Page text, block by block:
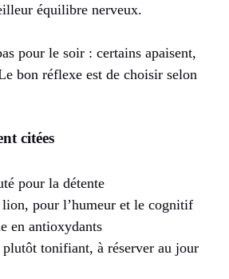
équilibre nerveux.
pour le soir : certains apaisent,
bon réflexe est de choisir selon
citées
pour la détente
pour l’humeur et le cognitif
en antioxydants
plutôt tonifiant, à réserver au jour